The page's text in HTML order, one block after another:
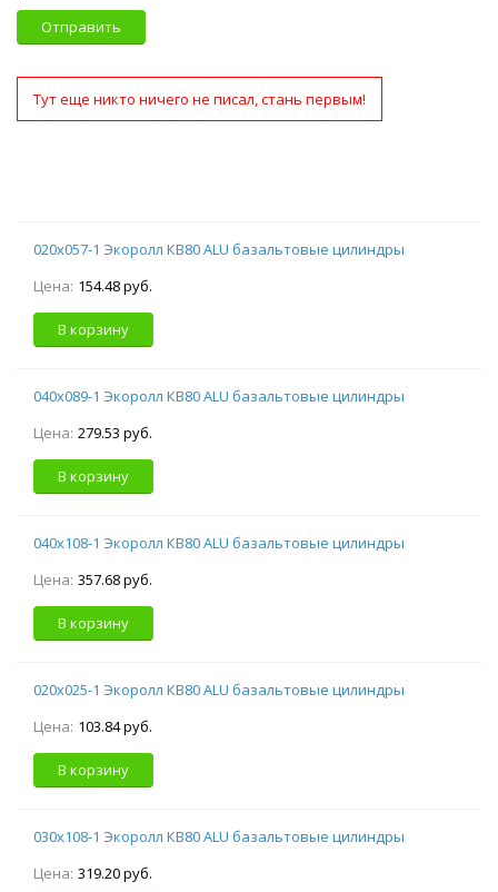
Отправить
Тут еще никто ничего не писал, стань первым!
020х057-1 Экоролл КВ80 ALU базальтовые цилиндры
Цена: 154.48 руб.
В корзину
040х089-1 Экоролл КВ80 ALU базальтовые цилиндры
Цена: 279.53 руб.
В корзину
040х108-1 Экоролл КВ80 ALU базальтовые цилиндры
Цена: 357.68 руб.
В корзину
020х025-1 Экоролл КВ80 ALU базальтовые цилиндры
Цена: 103.84 руб.
В корзину
030х108-1 Экоролл КВ80 ALU базальтовые цилиндры
Цена: 319.20 руб.